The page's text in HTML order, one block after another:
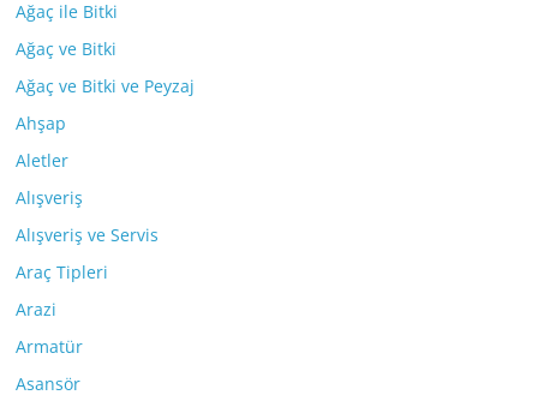
Ağaç ile Bitki
Ağaç ve Bitki
Ağaç ve Bitki ve Peyzaj
Ahşap
Aletler
Alışveriş
Alışveriş ve Servis
Araç Tipleri
Arazi
Armatür
Asansör